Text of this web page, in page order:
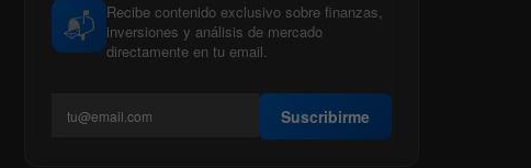
📬
Recibe contenido exclusivo sobre finanzas,
inversiones y análisis de mercado
directamente en tu email.
Suscribirme